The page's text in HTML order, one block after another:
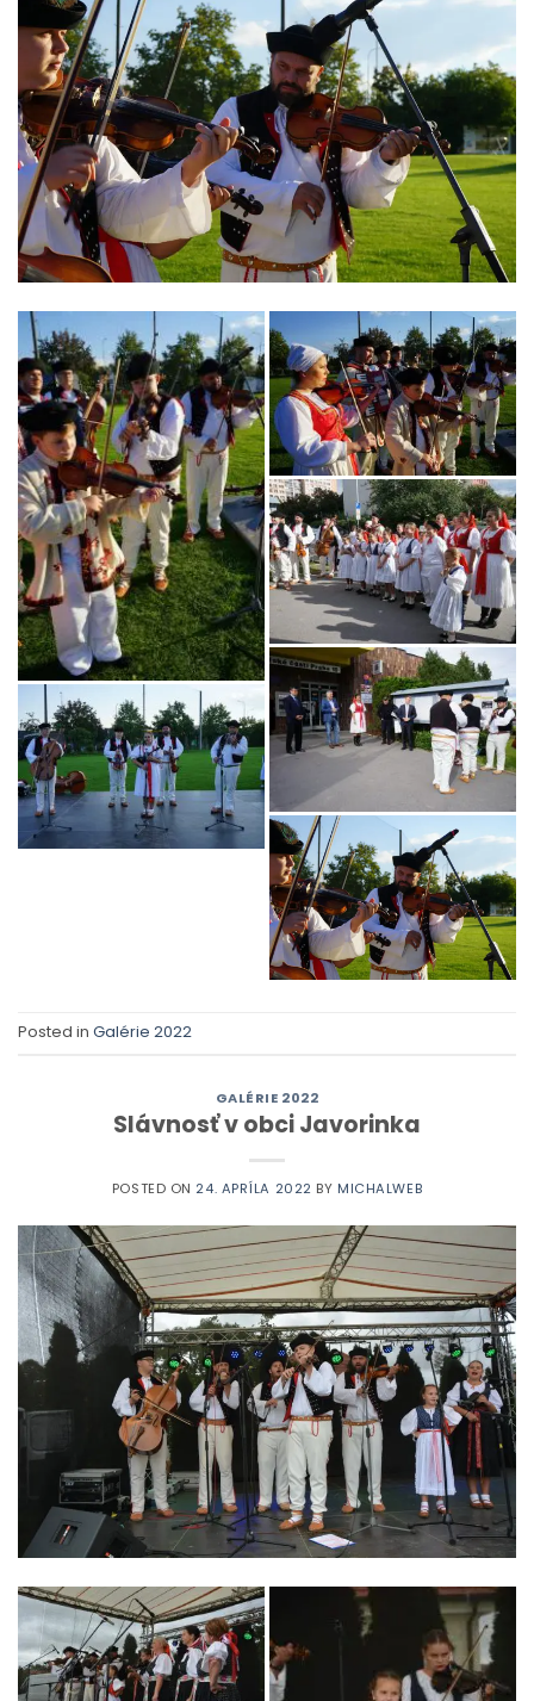
Posted in Galérie 2022
GALÉRIE 2022
Slávnosť v obci Javorinka
POSTED ON 24. APRÍLA 2022 BY MICHALWEB